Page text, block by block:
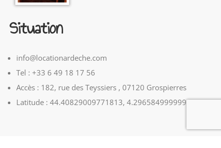
Situation
info@locationardeche.com
Tel : +33 6 49 18 17 56
Accès : 182, rue des Teyssiers , 07120 Grospierres
Latitude : 44.40829009771813, 4.296584999999999